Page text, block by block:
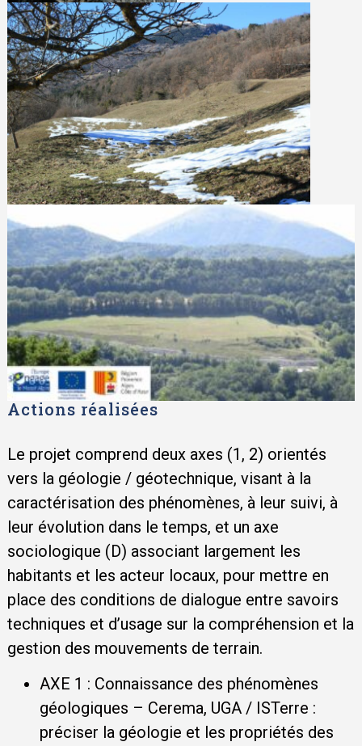
Actions réalisées
Le projet comprend deux axes (1, 2) orientés
vers la géologie / géotechnique, visant à la
caractérisation des phénomènes, à leur suivi, à
leur évolution dans le temps, et un axe
sociologique (D) associant largement les
habitants et les acteur locaux, pour mettre en
place des conditions de dialogue entre savoirs
techniques et d’usage sur la compréhension et la
gestion des mouvements de terrain.
AXE 1 : Connaissance des phénomènes
géologiques – Cerema, UGA / ISTerre :
préciser la géologie et les propriétés des